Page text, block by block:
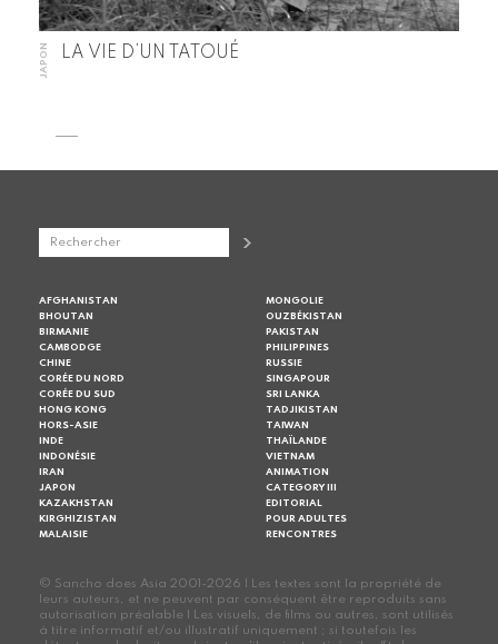
JAPON LA VIE D’UN TATOUÉ
AFGHANISTAN
BHOUTAN
BIRMANIE
CAMBODGE
CHINE
CORÉE DU NORD
CORÉE DU SUD
HONG KONG
HORS-ASIE
INDE
INDONÉSIE
IRAN
JAPON
KAZAKHSTAN
KIRGHIZISTAN
MALAISIE
MONGOLIE
OUZBÉKISTAN
PAKISTAN
PHILIPPINES
RUSSIE
SINGAPOUR
SRI LANKA
TADJIKISTAN
TAIWAN
THAÏLANDE
VIETNAM
ANIMATION
CATEGORY III
EDITORIAL
POUR ADULTES
RENCONTRES
© Sancho does Asia 2001-2026 | Les textes sont la propriété de
leurs auteurs, et ne peuvent par conséquent être reproduits sans
autorisation préalable | Les visuels, de films ou autres, sont utilisés
à titre informatif et/ou illustratif uniquement ; si toutefois les